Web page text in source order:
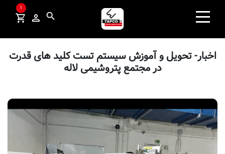
صنایع و راهکارها
1
search
اخبار- تحویل و آموزش سیستم تست کلید های قدرت
در مجتمع پتروشیمی لاله